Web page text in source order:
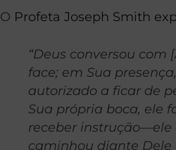
O Profeta Joseph Smith
“Deus conversou com
face; em Sua
autorizado a ficar de
Sua própria boca, ele
receber instrução—ele
caminhou diante Dele